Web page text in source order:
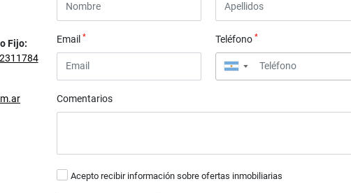
Fijo:
Email* Teléfono *
▼
Comentarios
Acepto recibir información sobre ofertas inmobiliarias